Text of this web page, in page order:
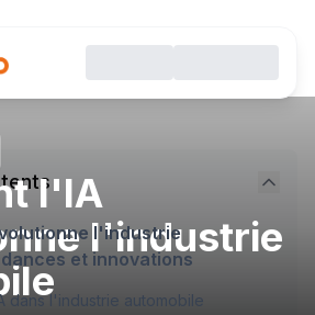
l'IA
l'industrie
l'industrie
et innovations
dans l'industrie automobile